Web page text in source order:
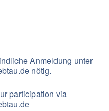
Anmeldung unter
nötig.
participation via